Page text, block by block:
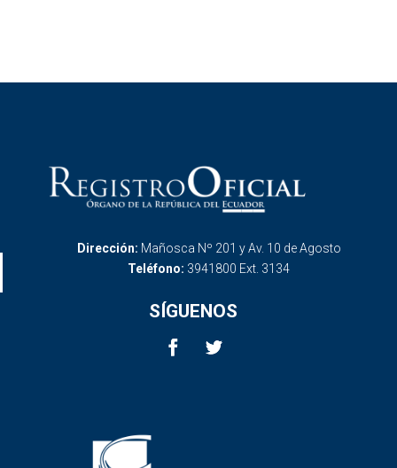
Dirección: Mañosca Nº 201 y Av. 10 de Agosto
Teléfono: 3941800 Ext. 3134
SÍGUENOS